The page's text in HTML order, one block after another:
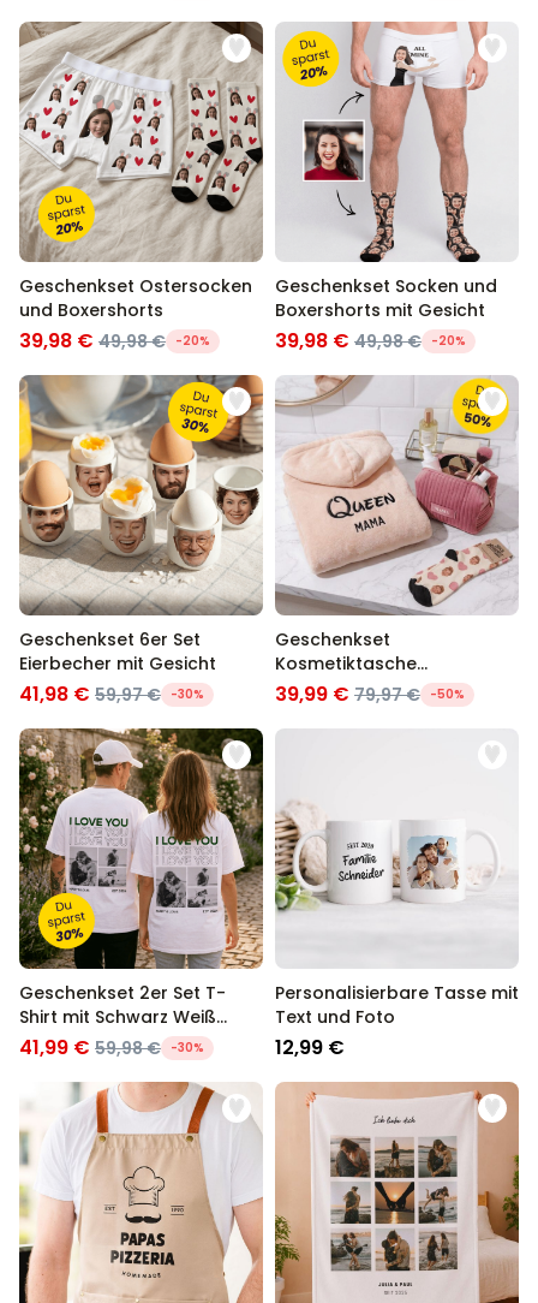
Geschenkset Ostersocken
und Boxershorts
39,98 € 49,98 € -20%
Geschenkset Socken und
Boxershorts mit Gesicht
39,98 € 49,98 € -20%
Geschenkset 6er Set
Eierbecher mit Gesicht
41,98 € 59,97 € -30%
Geschenkset
Kosmetiktasche
Bademantel und Socken
39,99 € 79,97 € -50%
Geschenkset 2er Set T-
Shirt mit Schwarz Weiß
Fotos und Text
41,99 € 59,98 € -30%
Personalisierbare Tasse mit
Text und Foto
12,99 €